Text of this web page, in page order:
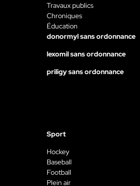
Travaux publics
Chroniques
Éducation
donormyl sans ordonnance
lexomil sans ordonnance
priligy sans ordonnance
Sport
Hockey
Baseball
Football
Plein air